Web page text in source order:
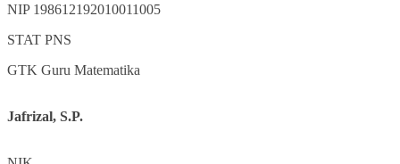
NIP 198612192010011005
STAT PNS
GTK Guru Matematika
Jafrizal, S.P.